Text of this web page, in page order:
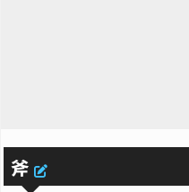
斧